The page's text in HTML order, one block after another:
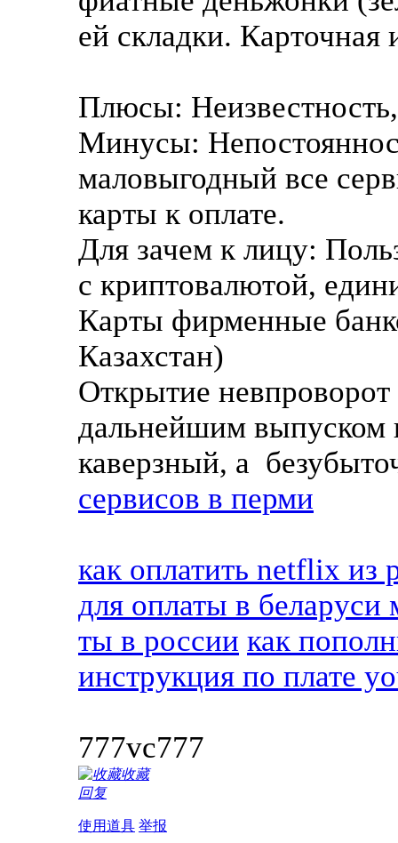
ей складки.
Плюсы:
Минусы:
маловыгодный все
карты к оплате.
Для зачем к лицу:
с криптовалютой,
Карты фирменные
Казахстан)
Открытие
дальнейшим выпуском
каверзный, а
сервисов в перми
как оплатить netflix из
для оплаты в беларуси
ты в россии как
инструкция по плате
777vc777
收藏
回复
使用道具 举报